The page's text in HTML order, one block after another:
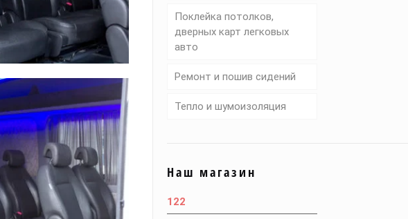
Поклейка потолков,
дверных карт легковых
авто
Ремонт и пошив сидений
Тепло и шумоизоляция
Наш магазин
122